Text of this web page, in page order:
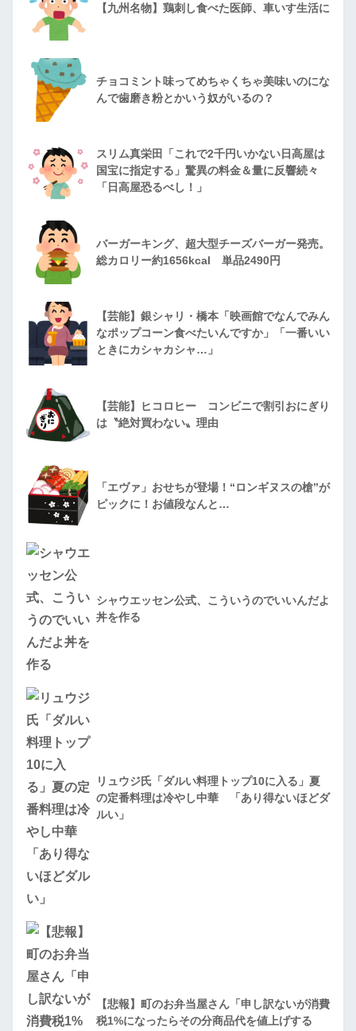
【九州名物】鶏刺し食べた医師、車いす生活に
チョコミント味ってめちゃくちゃ美味いのにな
んで歯磨き粉とかいう奴がいるの？
スリム真栄田「これで2千円いかない日高屋は
国宝に指定する」驚異の料金＆量に反響続々
「日高屋恐るべし！」
バーガーキング、超大型チーズバーガー発売。
総カロリー約1656kcal 単品2490円
【芸能】銀シャリ・橋本「映画館でなんでみん
なポップコーン食べたいんですか」「一番いい
ときにカシャカシャ…」
【芸能】ヒコロヒー コンビニで割引おにぎり
は〝絶対買わない〟理由
「エヴァ」おせちが登場！“ロンギヌスの槍”が
ピックに！お値段なんと…
シャウエッセン公式、こういうのでいいんだよ
丼を作る
リュウジ氏「ダルい料理トップ10に入る」夏
の定番料理は冷やし中華 「あり得ないほどダ
ルい」
【悲報】町のお弁当屋さん「申し訳ないが消費
税1%になったらその分商品代を値上げする